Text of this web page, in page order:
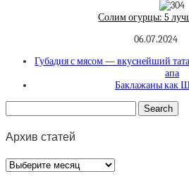
Солим огурцы: 5
06.07.2024
Губадия с мясом — вкуснейший
апа
Баклажаны
Архив статей
Архив
статей